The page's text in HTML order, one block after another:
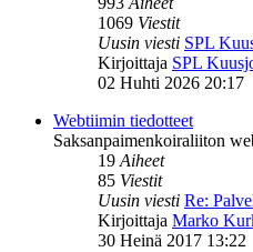
1069 Viestit
Uusin viesti SPL
Kirjoittaja SPL
02 Huhti 2026 20:17
Webtiimin tiedotteet
Saksanpaimenkoiraliiton
19Aiheet
85 Viestit
Uusin viesti Re:
Kirjoittaja Marko
30 Heinä 2017 13:22